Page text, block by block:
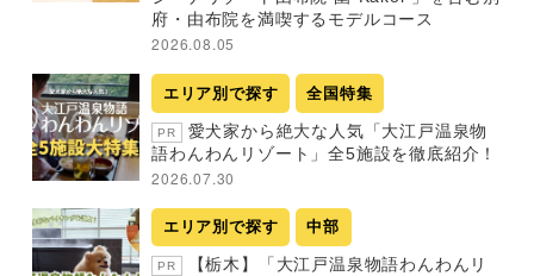
府・由布院を満喫するモデルコース
2026.08.05
エリア別で探す 全国特集
PR
愛犬家から絶大な人気「大江戸温泉物
語わんわんリゾート」全5施設を徹底紹介！
2026.07.30
エリア別で探す 中部
PR
【栃木】「大江戸温泉物語わんわんリ